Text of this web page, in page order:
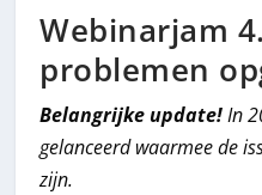
Webinarjam
problemen
Belangrijke update!In
gelanceerd waarmee de
zijn.